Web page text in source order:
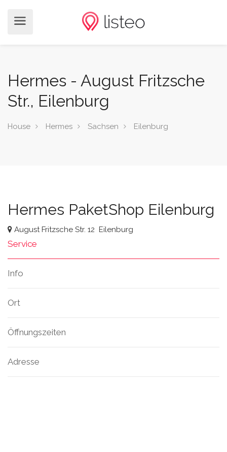
Hermes - August Fritzsche
Str., Eilenburg
House Hermes Sachsen Eilenburg
Hermes PaketShop Eilenburg
August Fritzsche Str. 12 Eilenburg
Service
Info
Ort
Öffnungszeiten
Adresse